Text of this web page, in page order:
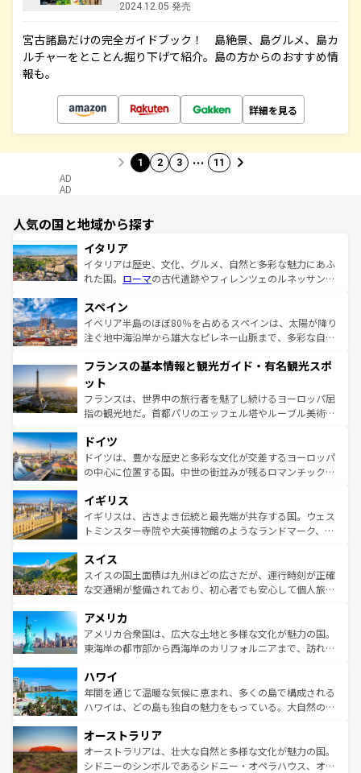
2024.12.05 発売
宮古諸島だけの完全ガイドブック！ 島絶景、島グルメ、島カ
ルチャーをとことん掘り下げて紹介。島の方からのおすすめ情
報も。
詳細を見る
1 2 3 … 11
AD
AD
人気の国と地域から探す
イタリア
イタリアは歴史、文化、グルメ、自然と多彩な魅力にあふ
れた国。 ローマの古代遺跡やフィレンツェのルネッサンス
ろん、トスカーナの美しい田園風景やアマルフィ海岸の絶
景など、自然景観も見逃せない。観光の合間には、本場の
ピザやパスタなど、絶品のイタリア料理を堪能することも
ませてくれるイタリアで、忘れられない旅をしてみよう！
なお、新着のイタリア情報は
しい。
スペイン
イベリア半島のほぼ80％を占めるスペインは、太陽が降り
注ぐ地中海沿岸から雄大なピレネー山脈まで、多彩な自然
文化が根付くこの国では、情熱的なフラメンコ、熱気あふ
れる闘牛、そして美味しいタパスが生活の一部となってい
る。首都マドリードの洗練された雰囲気や、バルセロナの
アートに溢れた街角から、地方では古代ローマ遺跡や中世
せる。地方によって風土や気候が異なるスペインはその個
性で訪れる人を魅了する。 なお、新着のスペイン情報は コ
ンテンツ一覧を参照してほしい。
フランスの基本情報と観光ガイド・有名観光スポ
ット
フランスは、世界中の旅行者を魅了し続けるヨーロッパ屈
指の観光地だ。首都パリのエッフェル塔やルーブル美術館
で、幅広い魅力が詰まっている。華麗な宮殿、歴史的な大
聖堂、美しいビーチ、そして豊かな自然が、訪れる者を心
から魅了する。また、フランスは美食の国としても知ら
いる。シャンパンの発祥地であるランス、プロヴァンスの
香り高いラベンダー畑など、多彩な楽しみ方が可能だ。さ
らに、パリ以外の地域にも魅力が溢れており、どの街角に
れる地方に足を運ぶとそれぞれで全く異なる文化を体験で
きるだろう。 なお、新着のフランス情報はコンテンツ一覧
を参照してほしい。
ドイツ
ドイツは、豊かな歴史と多彩な文化が交差するヨーロッパ
の中心に位置する国。中世の街並みが残るロマンチック街
顔を持つこの国は、どこを歩いても飽きることがない。ベ
ルリンの文化的活気、バイエルン州のアルプスの絶景、そ
してライン川沿いのワイン畑といった風景は必見。ビール
は、お酒好きな人にはぜひ体験してほしい。 なお、新着の
ドイツ情報はコンテンツ一覧を参照してほしい。
イギリス
イギリスは、古きよき伝統と最先端が共存する国。ウェス
トミンスター寺院や大英博物館のようなランドマーク、歴
リアごとに異なる魅力がある。また、優雅なアフタヌーン
ティー、ビール好きにはたまらない英国パブ、サッカー観
戦など、本場だからこそできる体験も豊富。イギリスを旅
ンツ一覧を参照してほしい。
スイス
スイスの国土面積は九州ほどの広さだが、運行時刻が正確
な交通網が整備されており、初心者でも安心して個人旅行
の建物がそのまま残る町や、スイスならではのユニークな
博物館もあり、アルプス観光だけでなく町歩きも満喫する
ことができる。国民の所得が高いため物価も高いが、旅行
ば市内交通費無料で観光を楽しむこともできる。 なお、新
着のスイス情報はコンテンツ一覧 を参照してほしい。
アメリカ
アメリカ合衆国は、広大な土地と多様な文化が魅力の国。
東海岸の都市部から西海岸のカリフォルニアまで、訪れる
のような巨大都市は、観光、ショッピング、エンターテイ
ンメントが詰まった刺激的なスポットだ。一方、アメリカ
西部には大自然が広がり、グランドキャニオンやイエロー
部のニューオーリンズでは、音楽と美食が融合した独特の
文化が魅力。旅行者はアメリカの各地域で異なる魅力を楽
しみながら、その多様性と豊かな歴史を感じることができ
ハワイ
年間を通じて温暖な気候に恵まれ、多くの島で構成される
ハワイは、どの島も独自の魅力をもっている。大自然の神
ワイ島は見逃せない。また、定番の観光地といえばオアフ
島だが、静かな自然を求めるならマウイ島やカウアイ島が
おすすめ。エメラルドグリーンに輝く海をはじめ、豊かな
オーストラリア
オーストラリアは、壮大な自然と多様な文化が魅力の国。
シドニーのシンボルであるシドニー・オペラハウス、オー